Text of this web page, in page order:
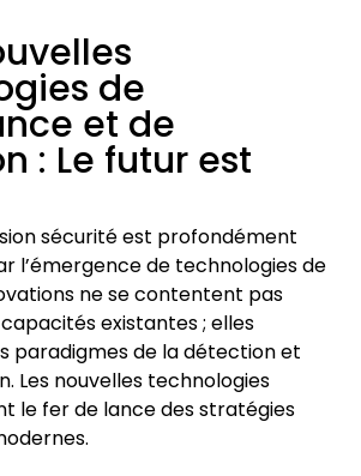
de
et de
: Le futur est
sécuritéest profondément
l’émergence de technologies de
ne se contentent pas
existantes ; elles
paradigmes de la détection et
Les nouvelles technologies
le fer de lance desstratégies